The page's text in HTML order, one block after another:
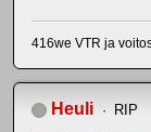
416we VTR ja
Heuli RIP